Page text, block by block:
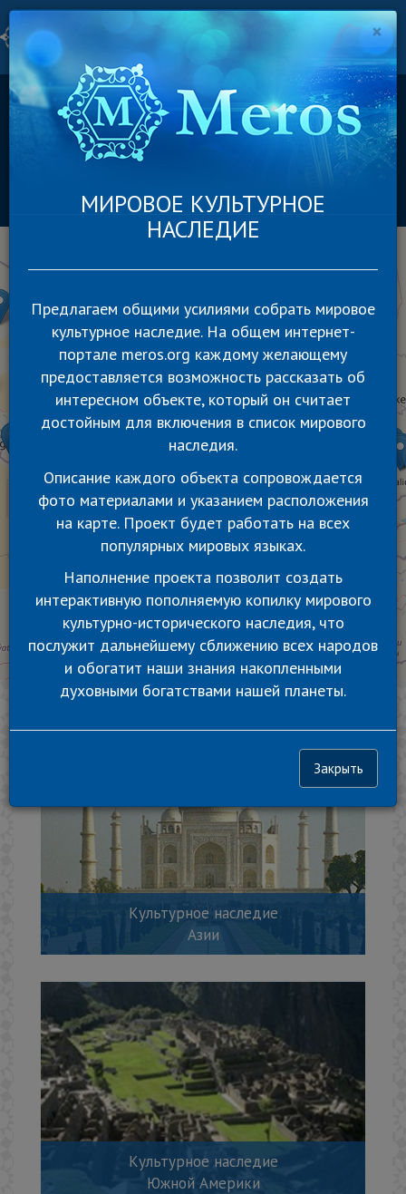
Категория
Континент
Страна Россия
Предложить новый объект
ПОДПИСЫВАЙТЕСЬ
×
МИРОВОЕ КУЛЬТУРНОЕ
НАСЛЕДИЕ
Предлагаем общими усилиями собрать мировое
культурное наследие. На общем интернет-
портале meros.org каждому желающему
предоставляется возможность рассказать об
интересном объекте, который он считает
достойным для включения в список мирового
наследия.
Описание каждого объекта сопровождается
фото материалами и указанием расположения
на карте. Проект будет работать на всех
популярных мировых языках.
Наполнение проекта позволит создать
интерактивную пополняемую копилку мирового
культурно-исторического наследия, что
послужит дальнейшему сближению всех народов
и обогатит наши знания накопленными
духовными богатствами нашей планеты.
Закрыть
−
Культурное наследие
Азии
Культурное наследие
Южной Америки